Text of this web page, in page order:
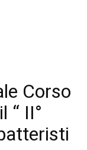
Corso
“ II°